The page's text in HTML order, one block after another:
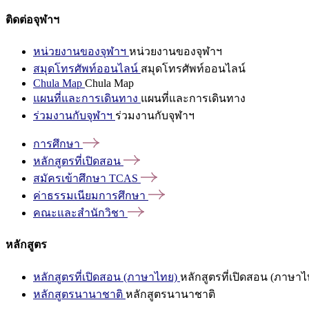
ติดต่อจุฬาฯ
หน่วยงานของจุฬาฯ หน่วยงานของจุฬาฯ
สมุดโทรศัพท์ออนไลน์ สมุดโทรศัพท์ออนไลน์
Chula Map Chula Map
แผนที่และการเดินทาง แผนที่และการเดินทาง
ร่วมงานกับจุฬาฯ ร่วมงานกับจุฬาฯ
การศึกษา
หลักสูตรที่เปิดสอน
สมัครเข้าศึกษา TCAS
ค่าธรรมเนียมการศึกษา
คณะและสำนักวิชา
หลักสูตร
หลักสูตรที่เปิดสอน (ภาษาไทย) หลักสูตรที่เปิดสอน (ภาษาไ
หลักสูตรนานาชาติ หลักสูตรนานาชาติ